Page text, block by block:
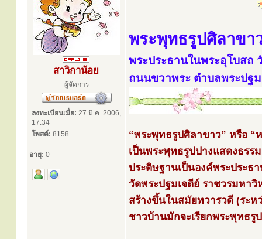
สาวิกาน้อย
ผู้จัดการ
ลงทะเบียนเมื่อ: 27 มี.ค. 2006,
17:34
โพสต์: 8158
อายุ: 0
พระพุทธรูปศิลาขา
พระประธานในพระอุโบสถ
ถนนขวาพระ ตำบลพระปฐ
“พระพุทธรูปศิลาขาว” หรือ “
เป็นพระพุทธรูปปางแสดงธรรม
ประดิษฐานเป็นองค์พระประธ
วัดพระปฐมเจดีย์ ราชวรมหาวิ
สร้างขึ้นในสมัยทวารวดี (ระ
ชาวบ้านมักจะเรียกพระพุทธรู